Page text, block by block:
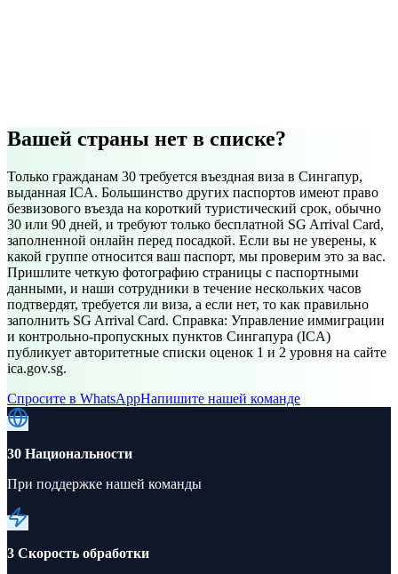
Вашей страны нет в списке?
Только гражданам 30 требуется въездная виза в Сингапур,
выданная ICA. Большинство других паспортов имеют право
безвизового въезда на короткий туристический срок, обычно
30 или 90 дней, и требуют только бесплатной SG Arrival Card,
заполненной онлайн перед посадкой. Если вы не уверены, к
какой группе относится ваш паспорт, мы проверим это за вас.
Пришлите четкую фотографию страницы с паспортными
данными, и наши сотрудники в течение нескольких часов
подтвердят, требуется ли виза, а если нет, то как правильно
заполнить SG Arrival Card. Справка: Управление иммиграции
и контрольно-пропускных пунктов Сингапура (ICA)
публикует авторитетные списки оценок 1 и 2 уровня на сайте
ica.gov.sg.
Спросите в WhatsAppНапишите нашей команде
30 Национальности
При поддержке нашей команды
3 Скорость обработки